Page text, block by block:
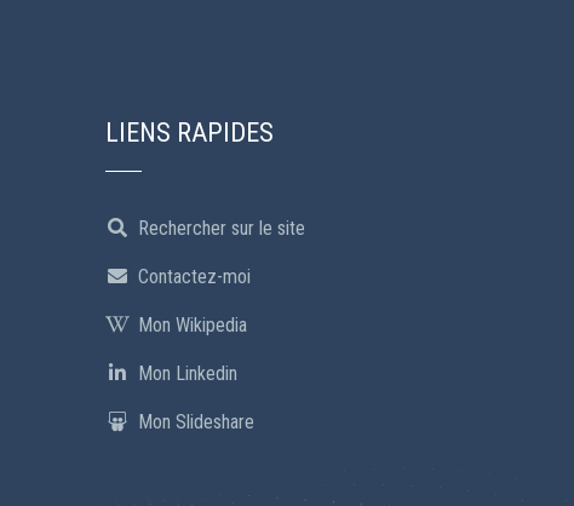
LIENS RAPIDES
Rechercher sur le site
Contactez-moi
Mon Wikipedia
Mon Linkedin
Mon Slideshare